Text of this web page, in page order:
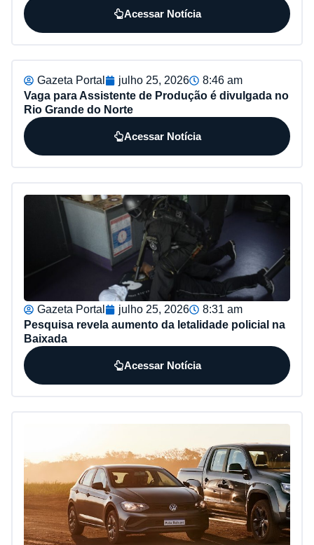
Acessar Notícia
Gazeta Portal julho 25, 2026
8:46 am
Vaga para Assistente de Produção é divulgada no
Rio Grande do Norte
Acessar Notícia
Gazeta Portal julho 25, 2026
8:31 am
Pesquisa revela aumento da letalidade policial na
Baixada
Acessar Notícia